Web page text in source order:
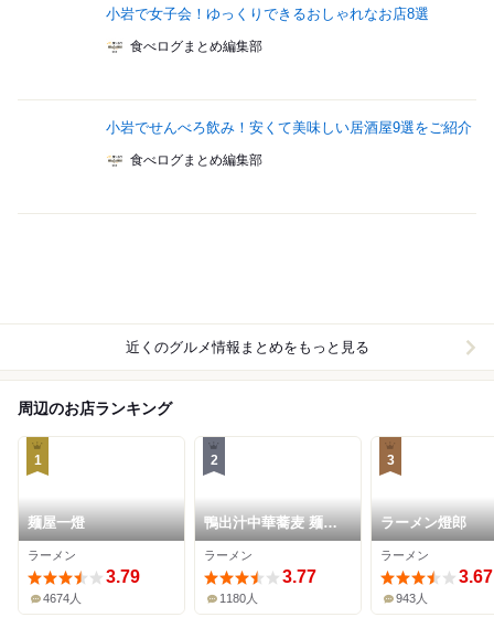
小岩で女子会！ゆっくりできるおしゃれなお店8選
食べログまとめ編集部
小岩でせんべろ飲み！安くて美味しい居酒屋9選をご紹介
食べログまとめ編集部
近くのグルメ情報まとめをもっと見る
周辺のお店ランキング
1
麺屋一燈
ラーメン
3.79
4674人
2
鴨出汁中華蕎麦 麺屋
yoshiki
ラーメン
3.77
1180人
3
ラーメン燈郎
ラーメン
3.67
943人